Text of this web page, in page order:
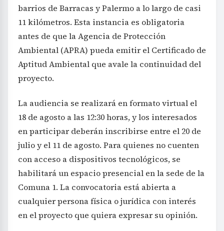
barrios de Barracas y Palermo a lo largo de casi
11 kilómetros. Esta instancia es obligatoria
antes de que la Agencia de Protección
Ambiental (APRA) pueda emitir el Certificado de
Aptitud Ambiental que avale la continuidad del
proyecto.
La audiencia se realizará en formato virtual el
18 de agosto a las 12:30 horas, y los interesados
en participar deberán inscribirse entre el 20 de
julio y el 11 de agosto. Para quienes no cuenten
con acceso a dispositivos tecnológicos, se
habilitará un espacio presencial en la sede de la
Comuna 1. La convocatoria está abierta a
cualquier persona física o jurídica con interés
en el proyecto que quiera expresar su opinión.